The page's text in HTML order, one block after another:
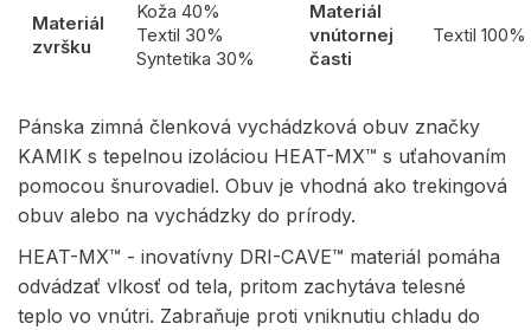
Materiál
zvršku
Koža 40%
Textil 30%
Syntetika 30%
Materiál
vnútornej
časti
Textil 100%
Pánska zimná členková vychádzková obuv značky
KAMIK s tepelnou izoláciou HEAT-MX™ s uťahovaním
pomocou šnurovadiel. Obuv je vhodná ako trekingová
obuv alebo na vychádzky do prírody.
HEAT-MX™ - inovatívny DRI-CAVE™ materiál pomáha
odvádzať vlkosť od tela, pritom zachytáva telesné
teplo vo vnútri. Zabraňuje proti vniknutiu chladu do